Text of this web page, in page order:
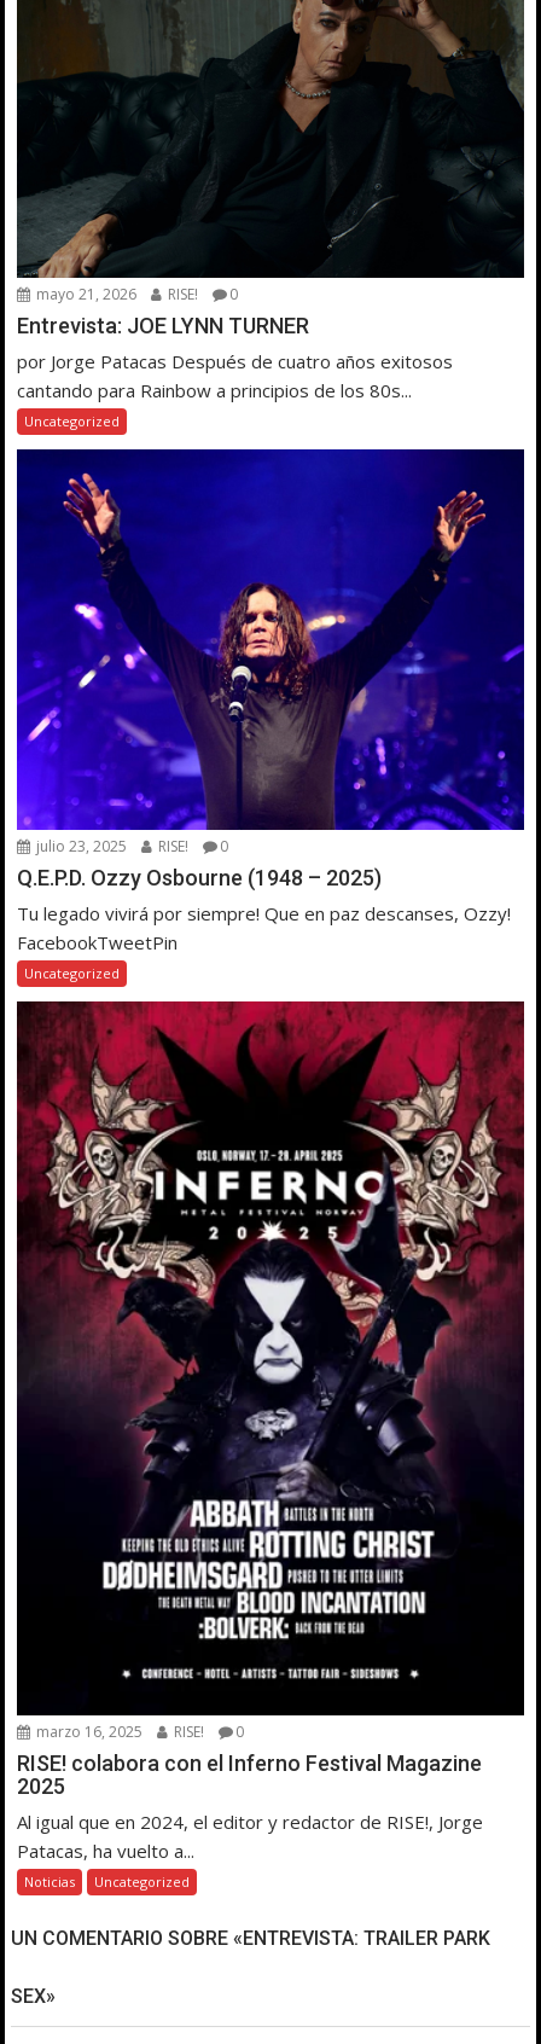
mayo 21, 2026 RISE! 0
Entrevista: JOE LYNN TURNER
por Jorge Patacas Después de cuatro años exitosos
cantando para Rainbow a principios de los 80s...
Uncategorized
julio 23, 2025 RISE! 0
Q.E.P.D. Ozzy Osbourne (1948 – 2025)
Tu legado vivirá por siempre! Que en paz descanses, Ozzy!
FacebookTweetPin
Uncategorized
marzo 16, 2025 RISE! 0
RISE! colabora con el Inferno Festival Magazine
2025
Al igual que en 2024, el editor y redactor de RISE!, Jorge
Patacas, ha vuelto a...
Noticias Uncategorized
UN COMENTARIO SOBRE «ENTREVISTA: TRAILER PARK
SEX»